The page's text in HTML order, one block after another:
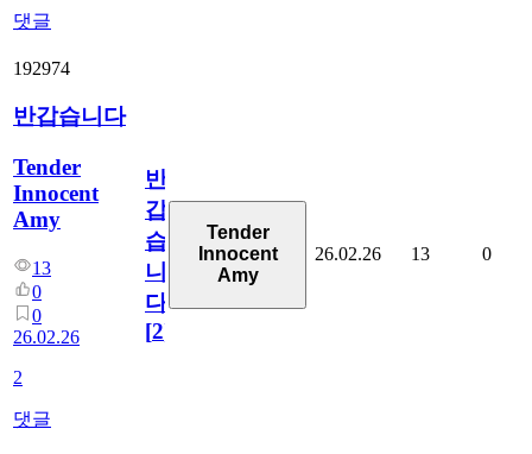
댓글
192974
반갑습니다
Tender
Innocent
Amy
13
0
0
26.02.26
2
댓글
반
갑
습
니
다
[2]
Tender
Innocent
Amy
26.02.26 13 0